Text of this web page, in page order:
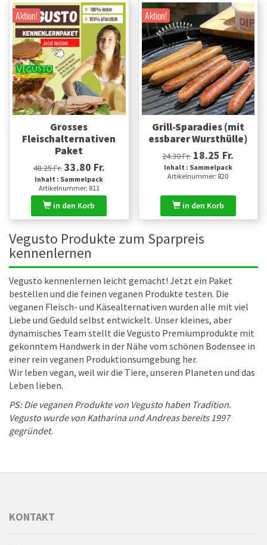
Aktion!
Grosses
Fleischalternativen
Paket
48.25 Fr. 33.80 Fr.
Inhalt : Sammelpack
Artikelnummer: 811
in den Korb
Aktion!
Grill-Sparadies (mit
essbarer Wursthülle)
24.30 Fr. 18.25 Fr.
Inhalt : Sammelpack
Artikelnummer: 820
in den Korb
Vegusto Produkte zum Sparpreis
kennenlernen
Vegusto kennenlernen leicht gemacht! Jetzt ein Paket
bestellen und die feinen veganen Produkte testen. Die
veganen Fleisch- und Käsealternativen wurden alle mit viel
Liebe und Geduld selbst entwickelt. Unser kleines, aber
dynamisches Team stellt die Vegusto Premiumprodukte mit
gekonntem Handwerk in der Nähe vom schönen Bodensee in
einer rein veganen Produktionsumgebung her.
Wir leben vegan, weil wir die Tiere, unseren Planeten und das
Leben lieben.
PS: Die veganen Produkte von Vegusto haben Tradition.
Vegusto wurde von Katharina und Andreas bereits 1997
gegründet.
KONTAKT